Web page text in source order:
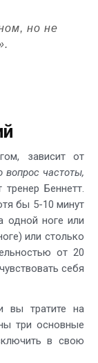
но не
зависит от
вопрос частоты,
Беннетт.
бы 5-10 минут
одной ноге или
или столько
от 20
себя
вы тратите на
три основные
в свою